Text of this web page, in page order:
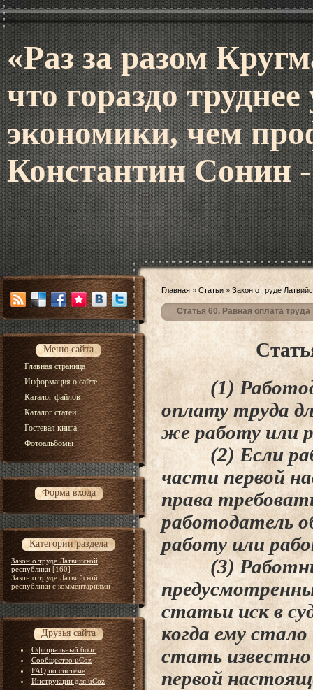
«Раз за разом
что гораздо
экономики, чем
Константин Сонин
Меню сайта
Главная страница
Информация о сайте
Каталог файлов
Каталог статей
Гостевая книга
Фотоальбомы
Форма входа
Категории раздела
Закон о труде Латвийской
республики [160]
Закон о труде Латвийской
республики с комментариями
Друзья сайта
Официальный блог
Сообщество uCoz
FAQ по системе
Инструкции для uCoz
Главная » Статьи » Закон о труде
Статья 60. Равная оплата труда
(1)
оплату труда
же работу или
(2) Если
части первой
права
работодатель
работу или
(3)
статьи иск в
когда ему
стать
первой